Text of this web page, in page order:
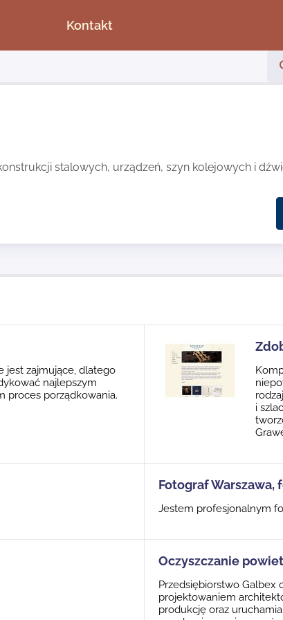
Kontakt
stalowych, urządzeń, szyn kolejowych i
jest zajmujące, dlatego
najlepszym
proces porządkowania.
i
Fotograf Warszawa,
Jestem profesjonalnym
Oczyszczanie
Przedsiębiorstwo Galbex
projektowaniem
produkcję oraz